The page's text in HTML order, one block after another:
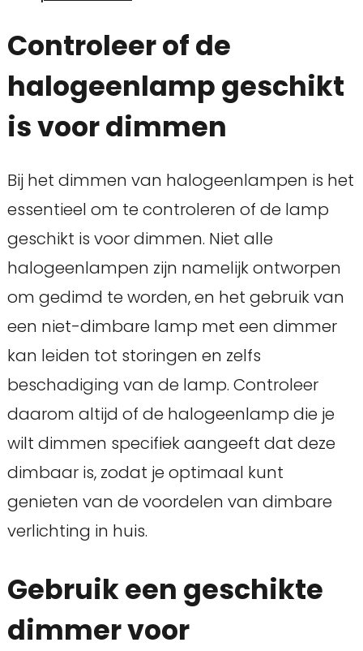
Controleer of de
halogeenlamp geschikt
is voor dimmen
Bij het dimmen van halogeenlampen is het
essentieel om te controleren of de lamp
geschikt is voor dimmen. Niet alle
halogeenlampen zijn namelijk ontworpen
om gedimd te worden, en het gebruik van
een niet-dimbare lamp met een dimmer
kan leiden tot storingen en zelfs
beschadiging van de lamp. Controleer
daarom altijd of de halogeenlamp die je
wilt dimmen specifiek aangeeft dat deze
dimbaar is, zodat je optimaal kunt
genieten van de voordelen van dimbare
verlichting in huis.
Gebruik een geschikte
dimmer voor